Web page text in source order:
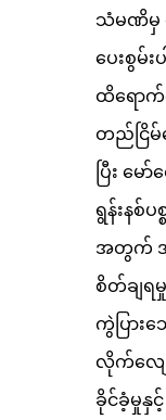
သံမဏိမှ
ပေးစွမ်
ထိရောက်
တည်ငြိမ်သ
ပြီး မေ
ရွန်းနစ်ပ
အတွက် အ
စိတ်ချရ
ကွဲပြား
လိုက်လျေ
ခိုင်ခံ့မှု